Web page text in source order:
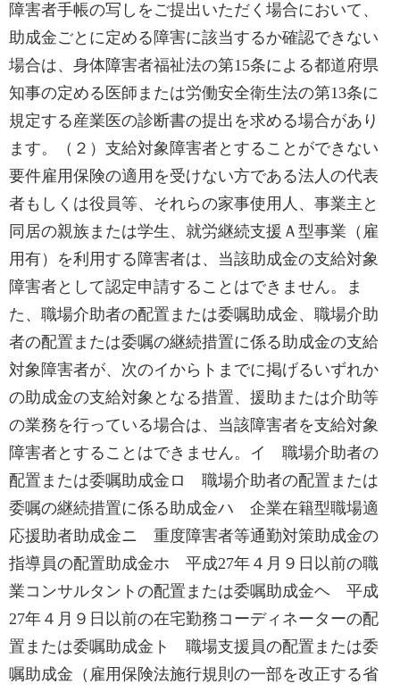
障害者手帳の写しをご提出いただく場合において、
助成金ごとに定める障害に該当するか確認できない
場合は、身体障害者福祉法の第15条による都道府県
知事の定める医師または労働安全衛生法の第13条に
規定する産業医の診断書の提出を求める場合があり
ます。（２）支給対象障害者とすることができない
要件雇用保険の適用を受けない方である法人の代表
者もしくは役員等、それらの家事使用人、事業主と
同居の親族または学生、就労継続支援Ａ型事業（雇
用有）を利用する障害者は、当該助成金の支給対象
障害者として認定申請することはできません。ま
た、職場介助者の配置または委嘱助成金、職場介助
者の配置または委嘱の継続措置に係る助成金の支給
対象障害者が、次のイからトまでに掲げるいずれか
の助成金の支給対象となる措置、援助または介助等
の業務を行っている場合は、当該障害者を支給対象
障害者とすることはできません。イ 職場介助者の
配置または委嘱助成金ロ 職場介助者の配置または
委嘱の継続措置に係る助成金ハ 企業在籍型職場適
応援助者助成金ニ 重度障害者等通勤対策助成金の
指導員の配置助成金ホ 平成27年４月９日以前の職
業コンサルタントの配置または委嘱助成金ヘ 平成
27年４月９日以前の在宅勤務コーディネーターの配
置または委嘱助成金ト 職場支援員の配置または委
嘱助成金（雇用保険法施行規則の一部を改正する省